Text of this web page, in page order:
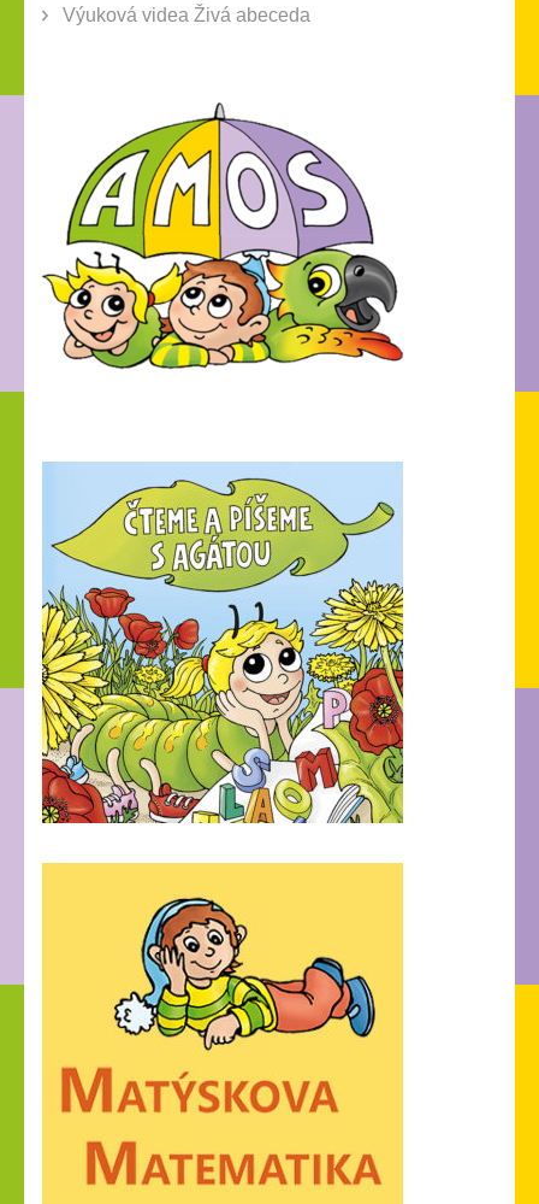
Výuková videa Živá abeceda